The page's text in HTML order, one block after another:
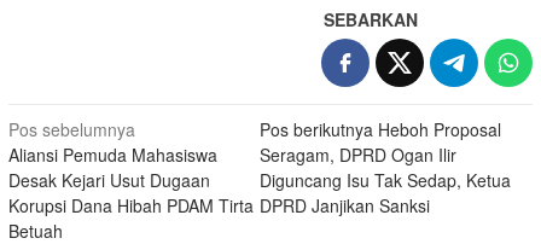
SEBARKAN
Navigasi
pos
Pos sebelumnya
Aliansi Pemuda Mahasiswa
Desak Kejari Usut Dugaan
Korupsi Dana Hibah PDAM Tirta
Betuah
Pos berikutnya Heboh Proposal
Seragam, DPRD Ogan Ilir
Diguncang Isu Tak Sedap, Ketua
DPRD Janjikan Sanksi